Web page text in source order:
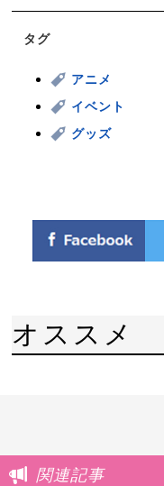
タグ
アニメ
イベント
グッズ
オススメ
関連記事